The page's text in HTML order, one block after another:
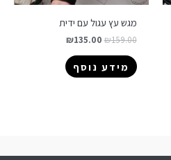
מגש עץ עגול עם ידית
₪159.00
₪135.00
מידע נוסף